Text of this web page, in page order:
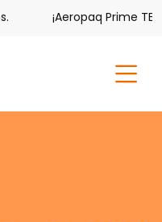
¡Aeropaq Prime TE DA